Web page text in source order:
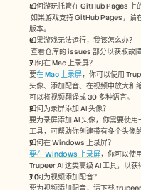
如何游玩托管在 GitHub Pages 上
版本。
如果游戏无法运行，我该怎么办？
查看仓库的 issues 部分以获取故
如何在 Mac 上录屏？
要在 Mac 上录屏，你可以使用
头像、添加配音、在视频中放大和
可以将视频翻译成 30 多种语言。
如何为录屏添加 AI 头像？
要为录屏添加 AI 头像，你需要使用
工具，可帮助你创建带有多个头像
如何在 Windows 上录屏？
要在 Windows 上录屏，你可以使
Trupeer AI 这类高级 AI 工具，以获
如何为视频添加配音？
要为视频添加配音，请下载